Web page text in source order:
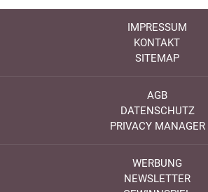
IMPRESSUM
KONTAKT
SITEMAP
AGB
DATENSCHUTZ
PRIVACY MANAGER
WERBUNG
NEWSLETTER